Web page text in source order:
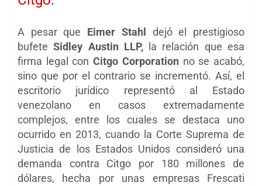
A pesar que Eimer Stahl
dejó el prestigioso
bufeteSidley Austin LLP,
la relación que esa
firma legal conCitgo Corporationno se acabó,
sino que por el contrario se incrementó. Así, el
escritorio jurídico representó al Estado
venezolano en casos extremadamente
complejos, entre los cuales se destaca uno
ocurrido en 2013, cuando la Corte Suprema de
Justicia de los Estados Unidos consideró una
demanda contra Citgo por 180 millones de
dólares, hecha por unas empresas Frescati